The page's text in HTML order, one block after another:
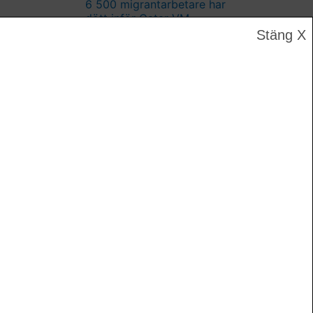
6 500 migrantarbetare har
dött inför Qatar-VM
Stäng X